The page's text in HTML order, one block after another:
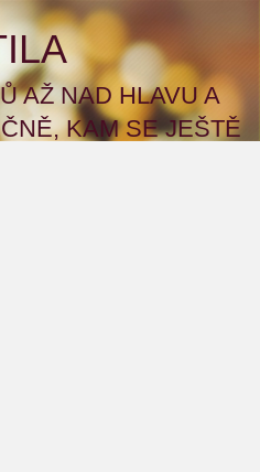
AŽ NAD HLAVU A
KAM SE JEŠTĚ